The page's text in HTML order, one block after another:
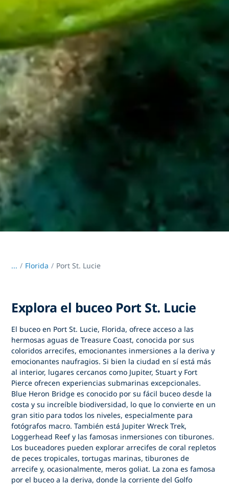
... / Florida Port St. Lucie
Explora el buceo Port St. Lucie
El buceo en Port St. Lucie, Florida, ofrece acceso a las
hermosas aguas de Treasure Coast, conocida por sus
coloridos arrecifes, emocionantes inmersiones a la deriva y
emocionantes naufragios. Si bien la ciudad en sí está más
al interior, lugares cercanos como Jupiter, Stuart y Fort
Pierce ofrecen experiencias submarinas excepcionales.
Blue Heron Bridge es conocido por su fácil buceo desde la
costa y su increíble biodiversidad, lo que lo convierte en un
gran sitio para todos los niveles, especialmente para
fotógrafos macro. También está Jupiter Wreck Trek,
Loggerhead Reef y las famosas inmersiones con tiburones.
Los buceadores pueden explorar arrecifes de coral repletos
de peces tropicales, tortugas marinas, tiburones de
arrecife y, ocasionalmente, meros goliat. La zona es famosa
por el buceo a la deriva, donde la corriente del Golfo